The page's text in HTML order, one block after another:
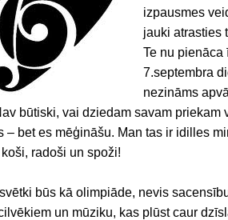
izpausmes
jauki atrasties
Te nu pienāca
7.septembra
nezināms
būtiski, vai dziedam savam
– bet es mēģināšu. Man tas ir idilles
radoši un spoži!
būs kā olimpiāde, nevis
un mūziku, kas plūst caur